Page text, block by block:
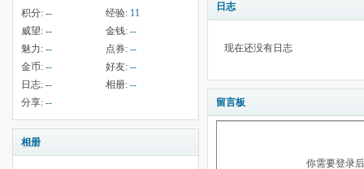
积分: -- 经验: 11
威望: -- 金钱: --
魅力: -- 点券: --
金币: -- 好友: --
日志: -- 相册: --
分享: --
相册
日志
现在还没有日志
留言板
你需要登录